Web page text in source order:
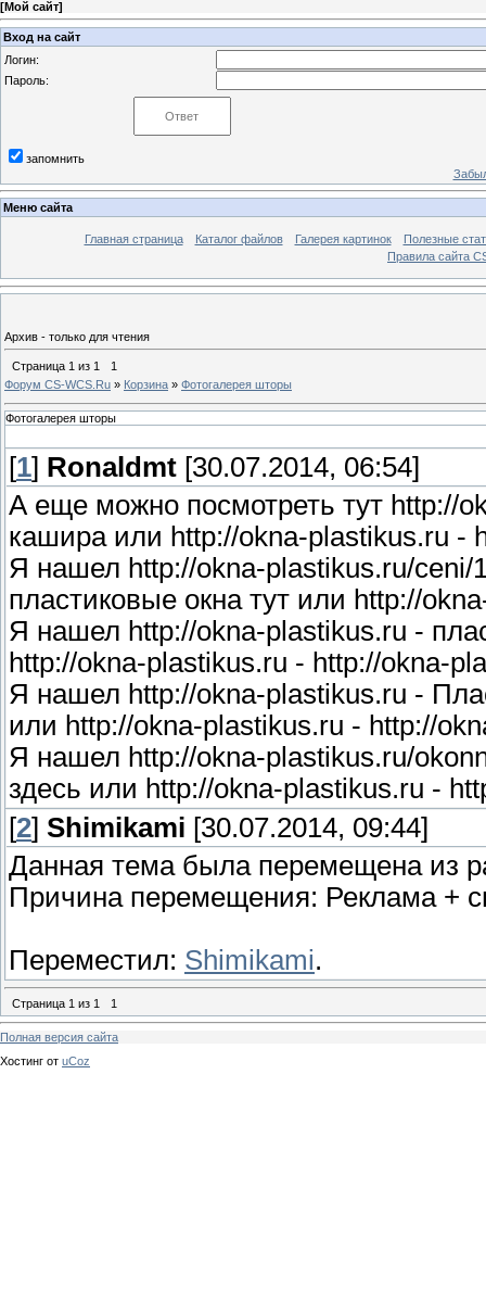
[Мой сайт]
Вход на сайт
Логин:
Пароль:
запомнить
Меню сайта
Главная страница Каталог файлов Галерея картинок
Полезные
Правила сайта
Архив - только для чтения
Страница 1 из 1
1
Форум CS-WCS.Ru » Корзина » Фотогалерея шторы
Фотогалерея шторы
[1] Ronaldmt [30.07.2014, 06:54]
А еще можно посмотреть тут http://
кашира или http://okna-plastikus.ru -
Я нашел http://okna-plastikus.ru/
пластиковые окна тут или http://
Я нашел http://okna-plastikus.ru -
http://okna-plastikus.ru - http://okna-
Я нашел http://okna-plastikus.ru -
или http://okna-plastikus.ru - http://
Я нашел http://okna-plastikus.ru/
здесь или http://okna-plastikus.ru -
[2] Shimikami [30.07.2014, 09:44]
Данная тема была перемещена из
Причина перемещения: Реклама +
Переместил: Shimikami.
Страница 1 из 1 1
Полная версия сайта
Хостинг от uCoz